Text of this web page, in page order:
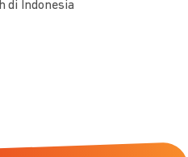
di Indonesia